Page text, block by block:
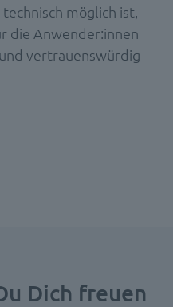
möglich ist,
die Anwender:innen
vertrauenswürdig
Dich freuen